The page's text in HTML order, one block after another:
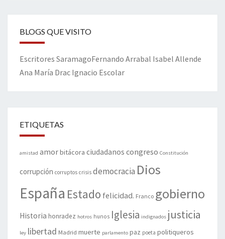
BLOGS QUE VISITO
Escritores SaramagoFernando Arrabal Isabel Allende
Ana María Drac Ignacio Escolar
ETIQUETAS
amistad amorbitácora ciudadanos congreso Constitución
corrupción corruptos crisis democracia Dios
España Estado felicidad. Franco gobierno
Historia honradez hotros hunos Iglesia indignados justicia
ley libertad Madrid muerte parlamento paz poeta politiqueros